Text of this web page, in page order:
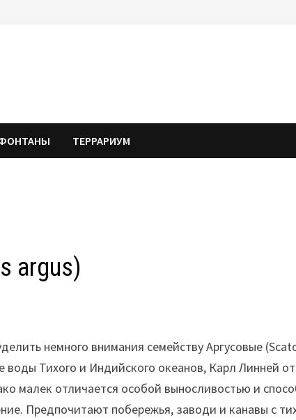
ТЕРРАРИУМ
argus)
немного внимания семейству Аргусовые
воды Тихого и Индийского океанов, Карл Линней
малек отличается особой выносливостью и
Предпочитают побережья, заводи и канавы с